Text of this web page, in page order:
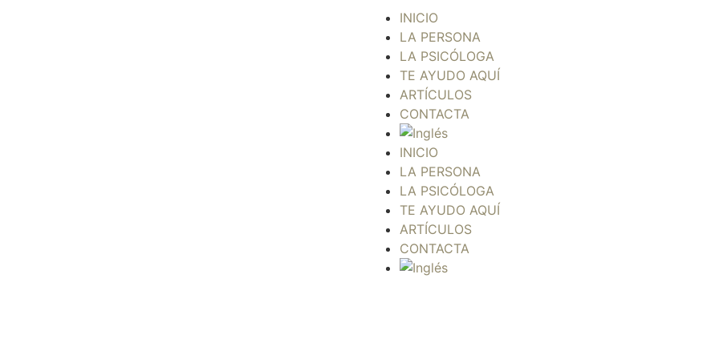
INICIO
LA PERSONA
LA PSICÓLOGA
TE AYUDO AQUÍ
ARTÍCULOS
CONTACTA
INICIO
LA PERSONA
LA PSICÓLOGA
TE AYUDO AQUÍ
ARTÍCULOS
CONTACTA